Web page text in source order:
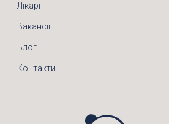
Лікарі
Вакансії
Блог
Контакти